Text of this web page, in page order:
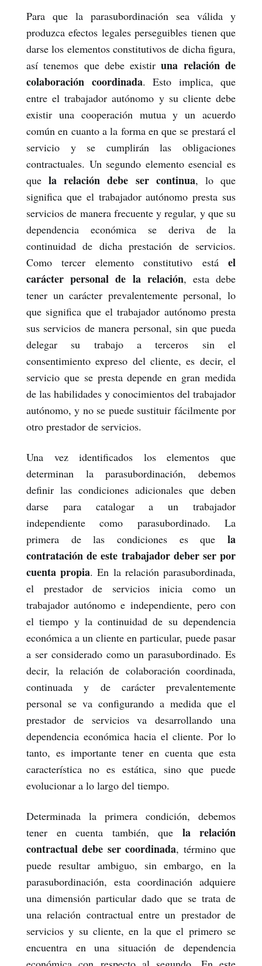
Para que la parasubordinación sea válida y
produzca efectos legales perseguibles tienen que
darse los elementos constitutivos de dicha figura,
así tenemos que debe existiruna relación de
colaboración coordinada. Esto implica, que
entre el trabajador autónomo y su cliente debe
existir una cooperación mutua y un acuerdo
común en cuanto a la forma en que se prestará el
servicio y se cumplirán las obligaciones
contractuales. Un segundo elemento esencial es
quela relación debe ser continua, lo que
significa que el trabajador autónomo presta sus
servicios de manera frecuente y regular, y que su
dependencia económica se deriva de la
continuidad de dicha prestación de servicios.
Como tercer elemento constitutivo está el
carácter personal de la relación, esta debe
tener un carácter prevalentemente personal, lo
que significa que el trabajador autónomo presta
sus servicios de manera personal, sin que pueda
delegar su trabajo a terceros sin el
consentimiento expreso del cliente, es decir, el
servicio que se presta depende en gran medida
de las habilidades y conocimientos del trabajador
autónomo, y no se puede sustituir fácilmente por
otro prestador de servicios.
Una vez identificados los elementos que
determinan la parasubordinación, debemos
definir las condiciones adicionales que deben
darse para catalogar a un trabajador
independiente como parasubordinado. La
primera de las condiciones es que la
contratación de este trabajador deber ser por
cuenta propia. En la relación parasubordinada,
el prestador de servicios inicia como un
trabajador autónomo e independiente, pero con
el tiempo y la continuidad de su dependencia
económica a un cliente en particular, puede pasar
a ser considerado como un parasubordinado. Es
decir, la relación de colaboración coordinada,
continuada y de carácter prevalentemente
personal se va configurando a medida que el
prestador de servicios va desarrollando una
dependencia económica hacia el cliente. Por lo
tanto, es importante tener en cuenta que esta
característica no es estática, sino que puede
evolucionar a lo largo del tiempo.
Determinada la primera condición, debemos
tener en cuenta también, que la relación
contractual debe ser coordinada, término que
puede resultar ambiguo, sin embargo, en la
parasubordinación, esta coordinación adquiere
una dimensión particular dado que se trata de
una relación contractual entre un prestador de
servicios y su cliente, en la que el primero se
encuentra en una situación de dependencia